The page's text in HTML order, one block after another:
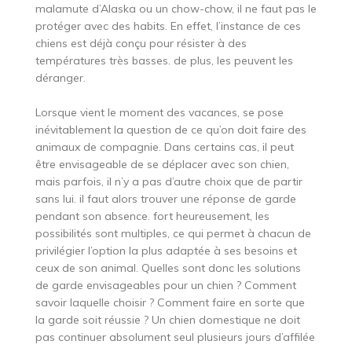
malamute d’Alaska ou un chow-chow, il ne faut pas le
protéger avec des habits. En effet, l’instance de ces
chiens est déjà conçu pour résister à des
températures très basses. de plus, les peuvent les
déranger.
Lorsque vient le moment des vacances, se pose
inévitablement la question de ce qu’on doit faire des
animaux de compagnie. Dans certains cas, il peut
être envisageable de se déplacer avec son chien,
mais parfois, il n’y a pas d’autre choix que de partir
sans lui. il faut alors trouver une réponse de garde
pendant son absence. fort heureusement, les
possibilités sont multiples, ce qui permet à chacun de
privilégier l’option la plus adaptée à ses besoins et
ceux de son animal. Quelles sont donc les solutions
de garde envisageables pour un chien ? Comment
savoir laquelle choisir ? Comment faire en sorte que
la garde soit réussie ? Un chien domestique ne doit
pas continuer absolument seul plusieurs jours d’affilée